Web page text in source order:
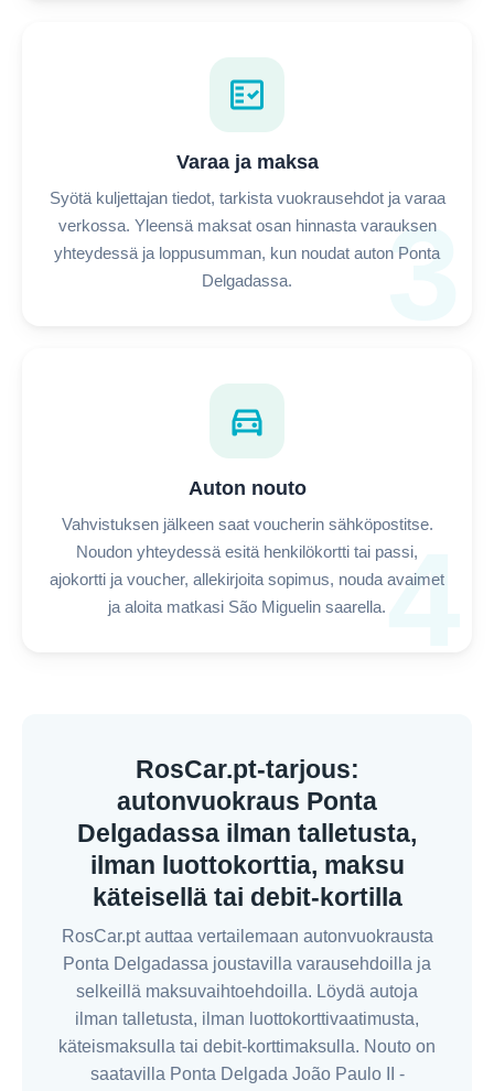
3
fact_check
Varaa ja maksa
Syötä kuljettajan tiedot, tarkista vuokrausehdot ja varaa
verkossa. Yleensä maksat osan hinnasta varauksen
yhteydessä ja loppusumman, kun noudat auton Ponta
Delgadassa.
4
directions_car
Auton nouto
Vahvistuksen jälkeen saat voucherin sähköpostitse.
Noudon yhteydessä esitä henkilökortti tai passi,
ajokortti ja voucher, allekirjoita sopimus, nouda avaimet
ja aloita matkasi São Miguelin saarella.
RosCar.pt-tarjous:
autonvuokraus Ponta
Delgadassa ilman talletusta,
ilman luottokorttia, maksu
käteisellä tai debit-kortilla
RosCar.pt auttaa vertailemaan autonvuokrausta
Ponta Delgadassa joustavilla varausehdoilla ja
selkeillä maksuvaihtoehdoilla. Löydä autoja
ilman talletusta, ilman luottokorttivaatimusta,
käteismaksulla tai debit-korttimaksulla. Nouto on
saatavilla Ponta Delgada João Paulo II -